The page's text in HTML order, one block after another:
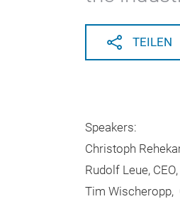
TEILEN
Speakers:
Christoph
Rudolf Leue,
Tim Wischeropp,